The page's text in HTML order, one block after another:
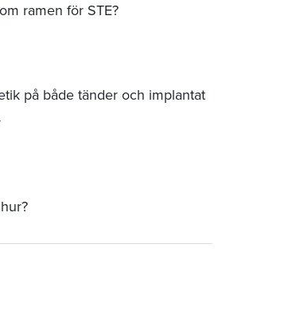
ramen för STE?
på både tänder och implantat